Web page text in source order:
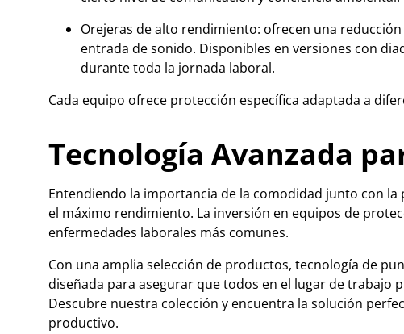
Orejeras de alto rendimiento: ofrecen una
entrada de sonido. Disponibles en versiones con
durante toda la jornada laboral.
Cada equipo ofrece protección específica adaptada a
Tecnología Avanzada
Entendiendo la importancia de la comodidad junto con
el máximo rendimiento. La inversión en equipos de
enfermedades laborales más comunes.
Con una amplia selección de productos, tecnología de
diseñada para asegurar que todos en el lugar de trabajo
Descubre nuestra colección y encuentra la solución
productivo.